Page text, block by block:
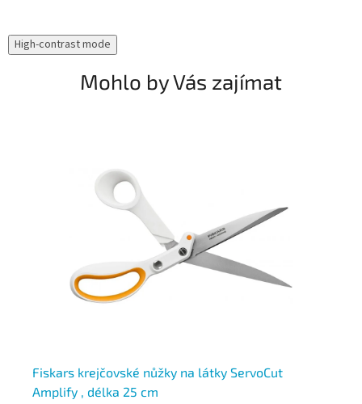
High-contrast mode
Mohlo by Vás zajímat
Fiskars krejčovské nůžky na látky ServoCut
Amplify , délka 25 cm